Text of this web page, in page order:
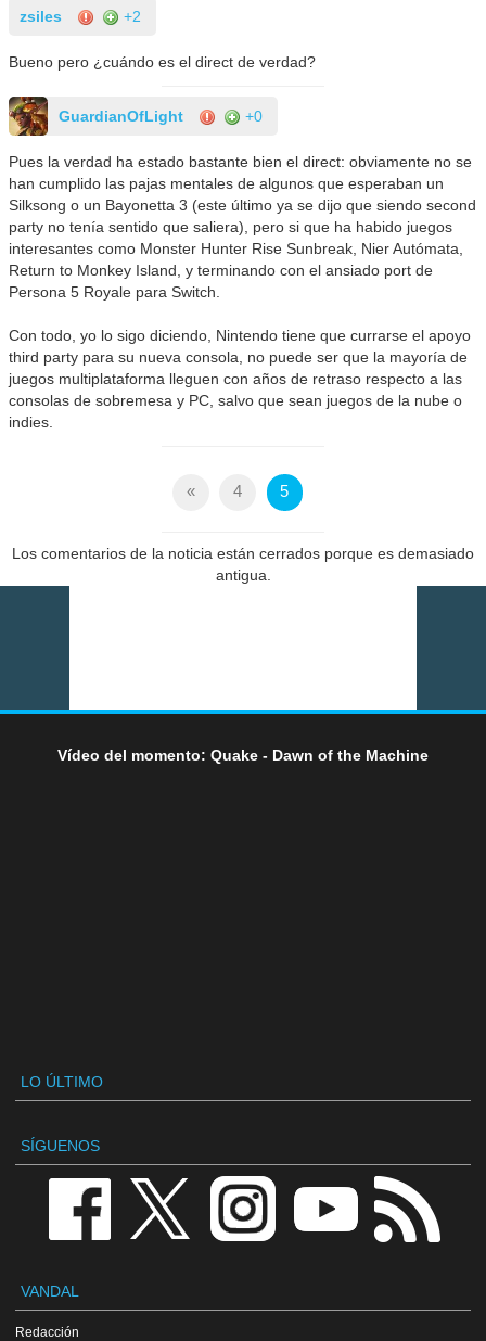
zsiles +2
Bueno pero ¿cuándo es el direct de verdad?
GuardianOfLight +0
Pues la verdad ha estado bastante bien el direct: obviamente no se
han cumplido las pajas mentales de algunos que esperaban un
Silksong o un Bayonetta 3 (este último ya se dijo que siendo second
party no tenía sentido que saliera), pero si que ha habido juegos
interesantes como Monster Hunter Rise Sunbreak, Nier Autómata,
Return to Monkey Island, y terminando con el ansiado port de
Persona 5 Royale para Switch.
Con todo, yo lo sigo diciendo, Nintendo tiene que currarse el apoyo
third party para su nueva consola, no puede ser que la mayoría de
juegos multiplataforma lleguen con años de retraso respecto a las
consolas de sobremesa y PC, salvo que sean juegos de la nube o
indies.
« 4 5
Los comentarios de la noticia están cerrados porque es demasiado
antigua.
Vídeo del momento: Quake - Dawn of the Machine
LO ÚLTIMO
SÍGUENOS
VANDAL
Redacción